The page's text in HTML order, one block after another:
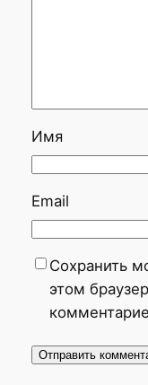
Имя
Email
Сохранить
этом